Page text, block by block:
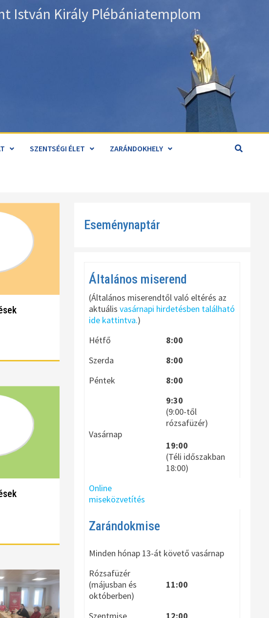
István Király Plébániatemplom
SZENTSÉGI ÉLET ZARÁNDOKHELY
Eseménynaptár
Általános miserend
(Általános miserendtől való eltérés az
aktuálisvasárnapi hirdetésben található
ide kattintva.)
Hétfő
8:00
Szerda
8:00
Péntek
8:00
Vasárnap
9:30
(9:00-től
rózsafüzér)
19:00
(Téli időszakban
18:00)
Online
miseközvetítés
Zarándokmise
Minden hónap 13-át követő vasárnap
Rózsafüzér
(májusban és
októberben)
11:00